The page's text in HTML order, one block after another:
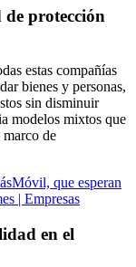
protección
estas compañías
bienes y personas,
sin disminuir
modelos mixtos que
de
que esperan
| Empresas
en el